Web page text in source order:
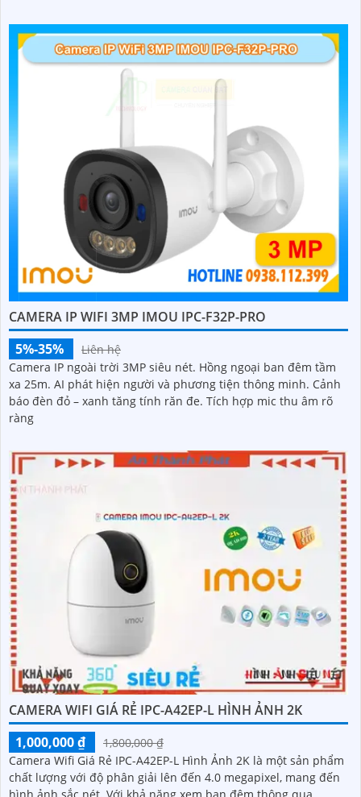
CAMERA IP WIFI 3MP IMOU IPC-F32P-PRO
5%-35%
Liên hệ
Camera IP ngoài trời 3MP siêu nét. Hồng ngoại ban đêm tầm
xa 25m. AI phát hiện người và phương tiện thông minh. Cảnh
báo đèn đỏ – xanh tăng tính răn đe. Tích hợp mic thu âm rõ
ràng
CAMERA WIFI GIÁ RẺ IPC-A42EP-L HÌNH ẢNH 2K
1,000,000 ₫
1,800,000 ₫
Camera Wifi Giá Rẻ IPC-A42EP-L Hình Ảnh 2K là một sản phẩm
chất lượng với độ phân giải lên đến 4.0 megapixel, mang đến